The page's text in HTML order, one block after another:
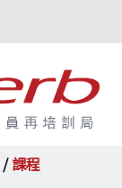
/ 課程